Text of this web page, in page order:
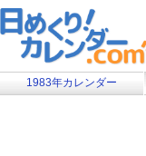
1983年カレンダー